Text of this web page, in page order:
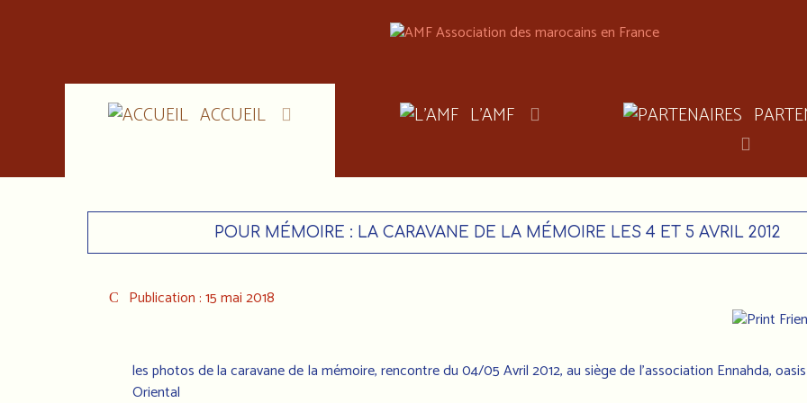
ACCUEIL L'AMF
POUR MÉMOIRE : LA CARAVANE DE LA MÉMOIRE LES 4 ET 5 AVRIL 2012
Publication : 15 mai 2018
les photos de la caravane de la mémoire, rencontre du 04/05 Avril 2012, au siège de l'association Ennahda,
Oriental